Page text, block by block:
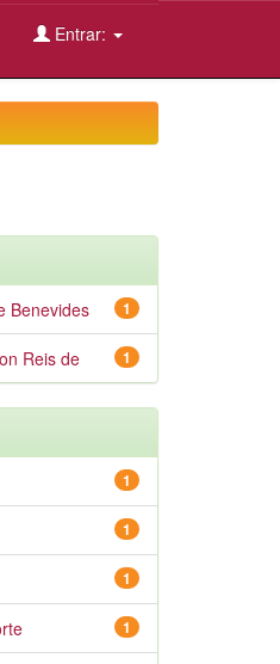
Entrar:
1
Benevides
1
Reis de
1
1
1
1